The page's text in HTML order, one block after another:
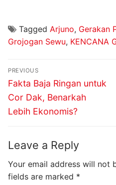
Tagged Arjuno, Gerakan
Grojogan Sewu, KENCANA
PREVIOUS
Fakta Baja Ringan untuk
Cor Dak, Benarkah
Lebih Ekonomis?
Leave a Reply
Your email address will not
fields are marked *